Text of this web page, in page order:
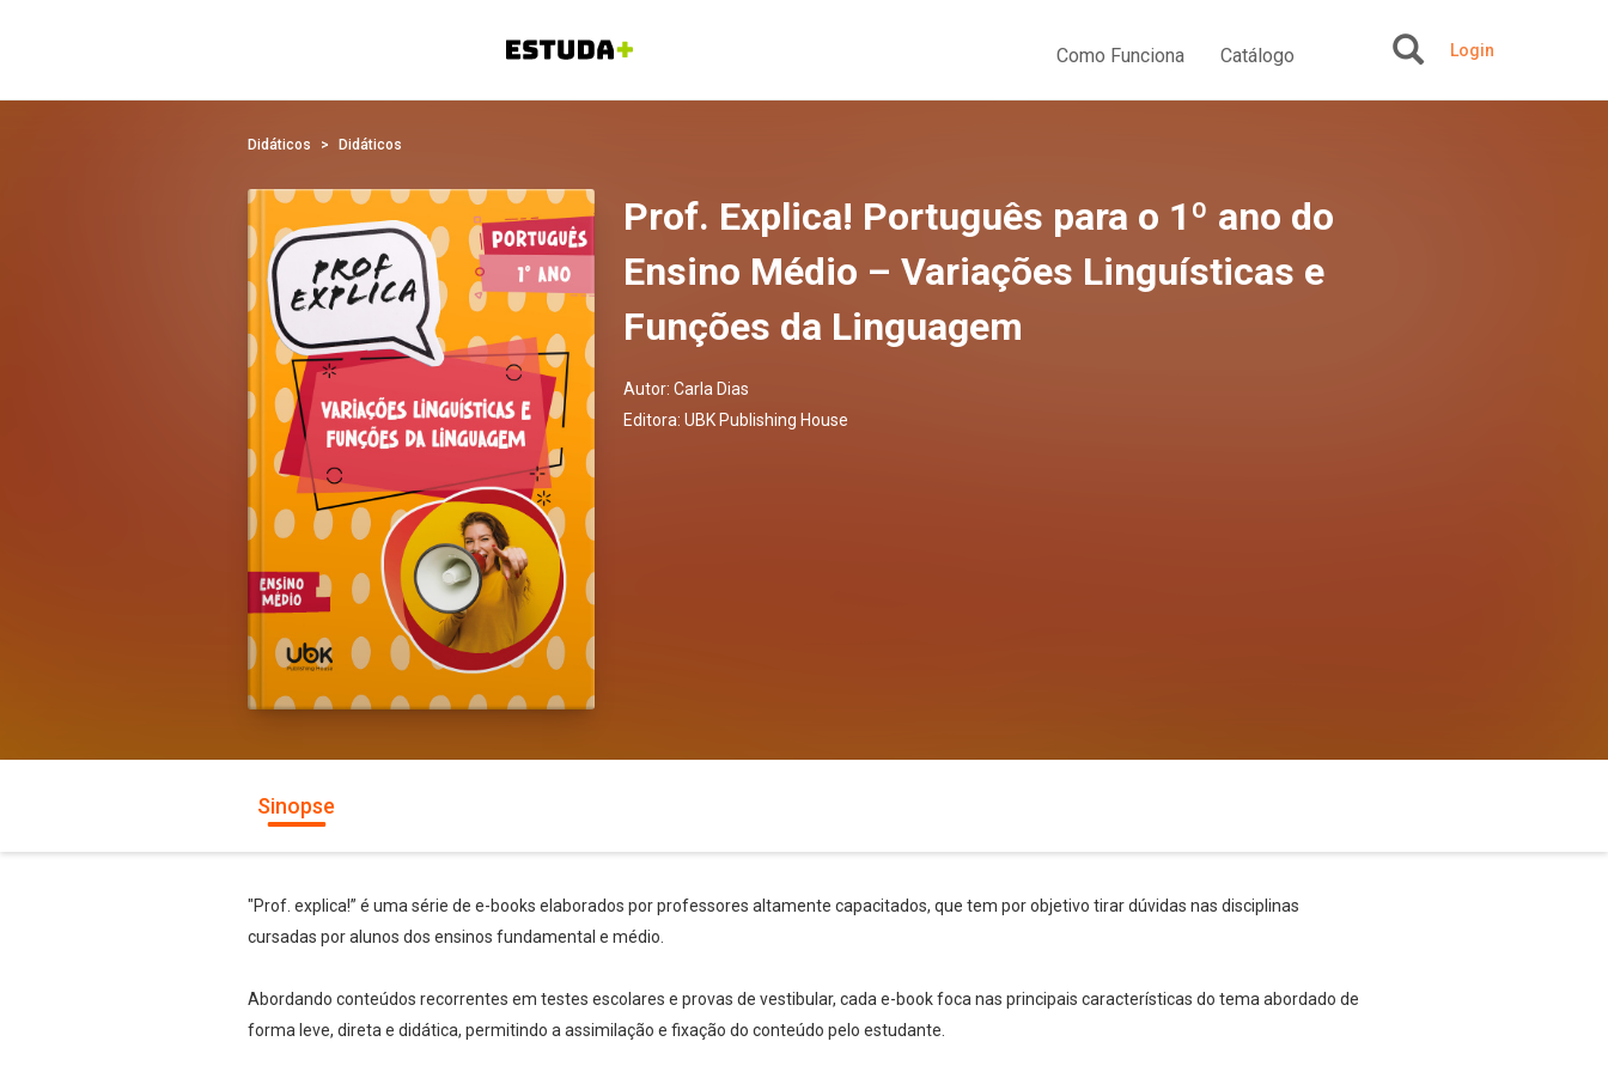
Como Funciona Catálogo Login
Didáticos Didáticos
Prof. Explica! Português para o 1º ano do
Ensino Médio – Variações Linguísticas e
Funções da Linguagem
Autor: Carla Dias
Editora: UBK Publishing House
Sinopse
"Prof. explica!” é uma série de e-books elaborados por professores altamente capacitados, que tem por objetivo tirar dúvidas nas disciplinas
cursadas por alunos dos ensinos fundamental e médio.
Abordando conteúdos recorrentes em testes escolares e provas de vestibular, cada e-book foca nas principais características do tema abordado de
forma leve, direta e didática, permitindo a assimilação e fixação do conteúdo pelo estudante.